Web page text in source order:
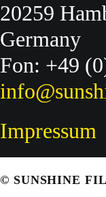
20259
Germany
Fon: +49
Impressum
© SUNSHINE